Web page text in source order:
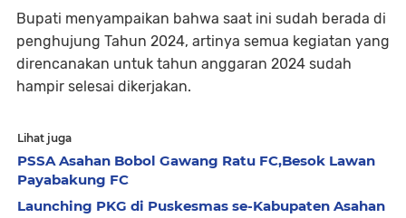
Bupati menyampaikan bahwa saat ini sudah berada di
penghujung Tahun 2024, artinya semua kegiatan yang
direncanakan untuk tahun anggaran 2024 sudah
hampir selesai dikerjakan.
Lihat juga
PSSA Asahan Bobol Gawang Ratu FC,Besok Lawan
Payabakung FC
Launching PKG di Puskesmas se-Kabupaten Asahan